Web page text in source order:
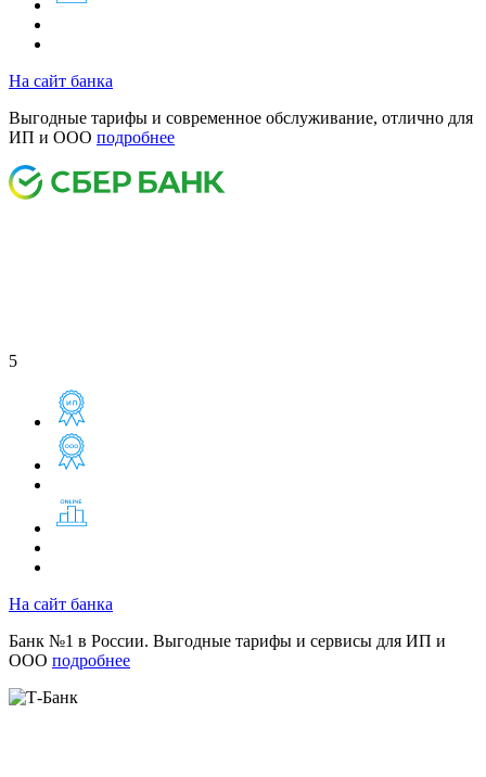
На сайт банка
Выгодные тарифы и современное обслуживание, отлично для
ИП и ООО подробнее
5
На сайт банка
Банк №1 в России. Выгодные тарифы и сервисы для ИП и
ООО подробнее